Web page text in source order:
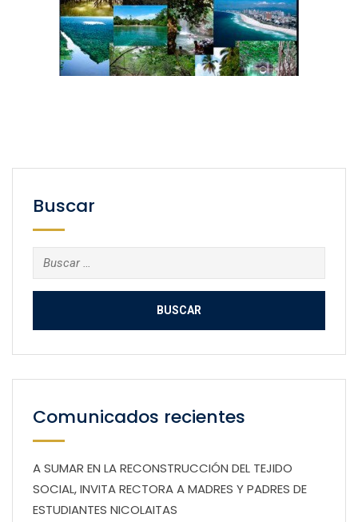
Buscar
Buscar:
Comunicados recientes
A SUMAR EN LA RECONSTRUCCIÓN DEL TEJIDO
SOCIAL, INVITA RECTORA A MADRES Y PADRES DE
ESTUDIANTES NICOLAITAS